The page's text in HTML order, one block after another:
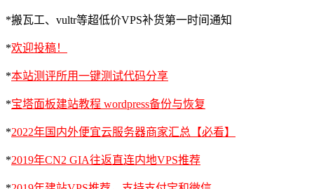
*搬瓦工、vultr等超低价VPS补货第一时间通知
*欢迎投稿！
*本站测评所用一键测试代码分享
*宝塔面板建站教程 wordpress备份与恢复
*2022年国内外便宜云服务器商家汇总【必看】
*2019年CN2 GIA往返直连内地VPS推荐